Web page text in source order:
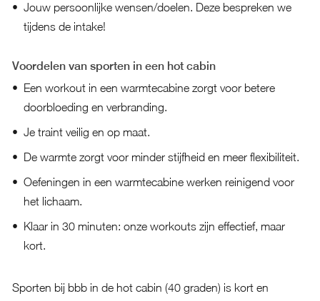
Jouw persoonlijke wensen/doelen. Deze bespreken we
tijdens de intake!
Voordelen van sporten in een hot cabin
Een workout in een warmtecabine zorgt voor betere
doorbloeding en verbranding.
Je traint veilig en op maat.
De warmte zorgt voor minder stijfheid en meer flexibiliteit.
Oefeningen in een warmtecabine werken reinigend voor
het lichaam.
Klaar in 30 minuten: onze workouts zijn effectief, maar
kort.
Sporten bij bbb in de hot cabin (40 graden) is kort en